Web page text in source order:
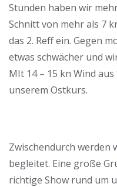
Stunden haben wir
Schnitt von mehr als 7
das 2. Reff ein. Gegen
etwas schwächer und
MIt 14 – 15 kn Wind
unserem Ostkurs.
Zwischendurch werden
begleitet. Eine große
richtige Show rund um